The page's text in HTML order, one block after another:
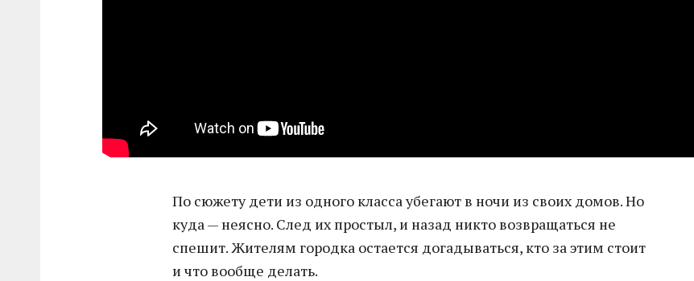
По сюжету дети из одного класса убегают в ночи из своих домов. Но
куда — неясно. След их простыл, и назад никто возвращаться не
спешит. Жителям городка остается догадываться, кто за этим стоит
и что вообще делать.